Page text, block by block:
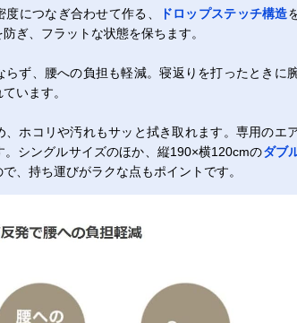
につなぎ合わせて作る、 ドロップステッチ構造
ぎ、フラットな状態を保ちます。
ず、腰への負担も軽減。寝返りを打ったときに
います。
、ホコリや汚れもサッと拭き取れます。専用のエ
。シングルサイズのほか、縦190×横120cmのダブ
、持ち運びがラクな点もポイントです。